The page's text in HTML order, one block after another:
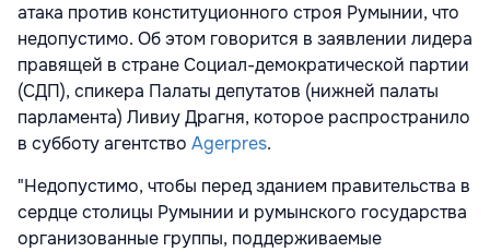
атака против конституционного строя Румынии, что
недопустимо. Об этом говорится в заявлении лидера
правящей в стране Социал-демократической партии
(СДП), спикера Палаты депутатов (нижней палаты
парламента) Ливиу Драгня, которое распространило
в субботу агентство Agerpres.
"Недопустимо, чтобы перед зданием правительства в
сердце столицы Румынии и румынского государства
организованные группы, поддерживаемые